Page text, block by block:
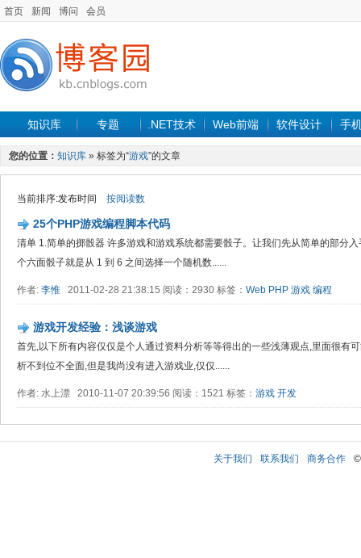
首页 新闻 博问 会员
知识库 专题 .NET技术 Web前端 软件设计 手
您的位置： 知识库 » 标签为“游戏”的文章
当前排序:发布时间 按阅读数
25个PHP游戏编程脚本代码
清单 1.简单的掷骰器 许多游戏和游戏系统都需要骰子。让我们先从简单的部分
个六面骰子就是从 1 到 6 之间选择一个随机数......
作者: 李惟 2011-02-28 21:38:15 阅读：2930 标签： Web PHP 游戏 编程
游戏开发经验：浅谈游戏
首先,以下所有内容仅仅是个人通过资料分析等等得出的一些浅薄观点,里面很有
析不到位不全面,但是我尚没有进入游戏业,仅仅......
作者: 水上漂 2010-11-07 20:39:56 阅读：1521 标签： 游戏 开发
关于我们 联系我们 商务合作